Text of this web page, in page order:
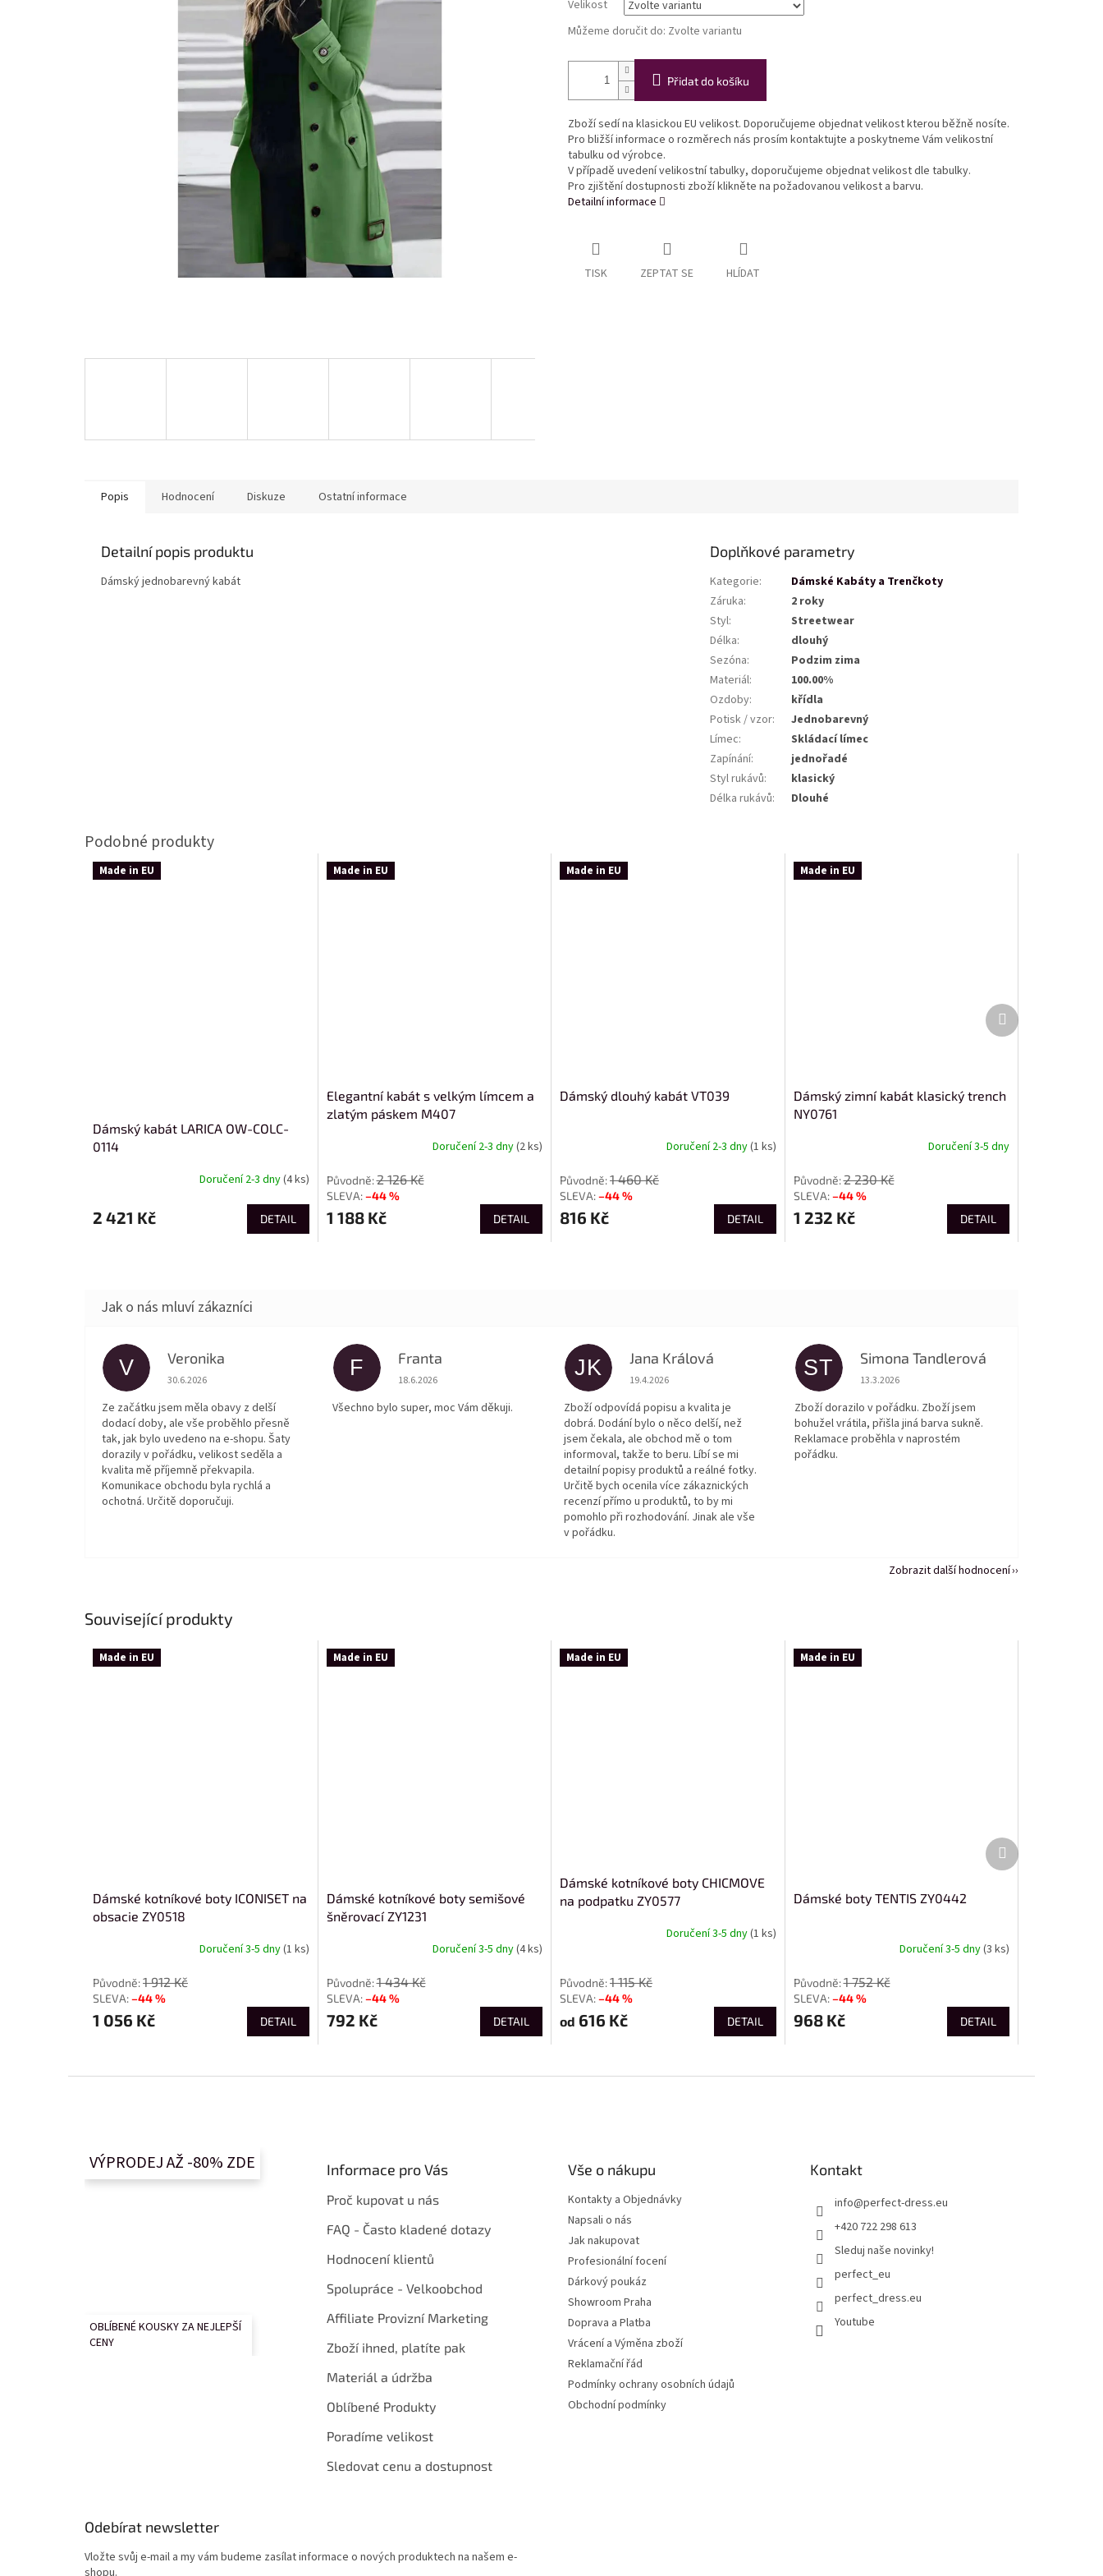
Velikost
Můžeme doručit do: Zvolte variantu
Přidat do košíku
Zboží sedí na klasickou EU velikost. Doporučujeme objednat velikost kterou běžně nosíte.
Pro bližší informace o rozměrech nás prosím kontaktujte a poskytneme Vám velikostní
tabulku od výrobce.
V případě uvedení velikostní tabulky, doporučujeme objednat velikost dle tabulky.
Pro zjištění dostupnosti zboží klikněte na požadovanou velikost a barvu.
Detailní informace
TISK ZEPTAT SE HLÍDAT
Související produkty
Made in EU
Dámské kotníkové boty ICONISET na
obsacie ZY0518
Doručení 3-5 dny(1 ks)
1 912 Kč
–44 %
1 056 Kč DETAIL
Made in EU
Dámské kotníkové boty semišové
šněrovací ZY1231
Doručení 3-5 dny(4 ks)
1 434 Kč
–44 %
792 Kč DETAIL
Made in EU
Dámské kotníkové boty CHICMOVE
na podpatku ZY0577
Doručení 3-5 dny(1 ks)
1 115 Kč
–44 %
od 616 Kč DETAIL
Made in EU
Dámské boty TENTIS ZY0442
Doručení 3-5 dny(3 ks)
1 752 Kč
–44 %
968 Kč DETAIL
Další
produkt
Popis Hodnocení Diskuze Ostatní informace
Detailní popis produktu
Dámský jednobarevný kabát
Doplňkové parametry
Kategorie:
Dámské Kabáty a Trenčkoty
Záruka:
2 roky
Styl:
Streetwear
Délka:
dlouhý
Sezóna:
Podzim zima
Materiál:
100.00%
Ozdoby:
křídla
Potisk / vzor:
Jednobarevný
Límec:
Skládací límec
Zapínání:
jednořadé
Styl rukávů:
klasický
Délka rukávů: Dlouhé
Made in EU
Dámský kabát LARICA OW-COLC-
0114
Doručení 2-3 dny(4 ks)
2 421 Kč DETAIL
Made in EU
Elegantní kabát s velkým límcem a
zlatým páskem M407
Doručení 2-3 dny(2 ks)
2 126 Kč
–44 %
1 188 Kč DETAIL
Made in EU
Dámský dlouhý kabát VT039
Doručení 2-3 dny(1 ks)
1 460 Kč
–44 %
816 Kč DETAIL
Made in EU
Dámský zimní kabát klasický trench
NY0761
Doručení 3-5 dny
2 230 Kč
–44 %
1 232 Kč DETAIL
Další
produkt
V Veronika
Hodnocení obchodu je 5 z 5 hvězdiček.
30.6.2026
Ze začátku jsem měla obavy z delší
dodací doby, ale vše proběhlo přesně
tak, jak bylo uvedeno na e-shopu. Šaty
dorazily v pořádku, velikost seděla a
kvalita mě příjemně překvapila.
Komunikace obchodu byla rychlá a
ochotná. Určitě doporučuji.
F Franta
Hodnocení obchodu je 5 z 5 hvězdiček.
18.6.2026
Všechno bylo super, moc Vám děkuji.
JK Jana Králová
Hodnocení obchodu je 5 z 5 hvězdiček.
19.4.2026
Zboží odpovídá popisu a kvalita je
dobrá. Dodání bylo o něco delší, než
jsem čekala, ale obchod mě o tom
informoval, takže to beru. Líbí se mi
detailní popisy produktů a reálné fotky.
Určitě bych ocenila více zákaznických
recenzí přímo u produktů, to by mi
pomohlo při rozhodování. Jinak ale vše
v pořádku.
ST Simona Tandlerová
Hodnocení obchodu je 5 z 5 hvězdiček.
13.3.2026
Zboží dorazilo v pořádku. Zboží jsem
bohužel vrátila, přišla jiná barva sukně.
Reklamace proběhla v naprostém
pořádku.
Zobrazit další hodnocení
VÝPRODEJ AŽ -80% ZDE
OBLÍBENÉ KOUSKY ZA NEJLEPŠÍ
CENY
Informace pro Vás
Proč kupovat u nás
FAQ - Často kladené dotazy
Hodnocení klientů
Spolupráce - Velkoobchod
Affiliate Provizní Marketing
Zboží ihned, platíte pak
Materiál a údržba
Oblíbené Produkty
Poradíme velikost
Sledovat cenu a dostupnost
Vše o nákupu
Kontakty a Objednávky
Napsali o nás
Jak nakupovat
Profesionální focení
Dárkový poukáz
Showroom Praha
Doprava a Platba
Vrácení a Výměna zboží
Reklamační řád
Podmínky ochrany osobních údajů
Obchodní podmínky
Kontakt
info@perfect-dress.eu
+420 722 298 613
Sleduj naše novinky!
perfect_eu
perfect_dress.eu
Youtube
Odebírat newsletter
Vložte svůj e-mail a my vám budeme zasílat informace o nových produktech na našem e-
shopu.